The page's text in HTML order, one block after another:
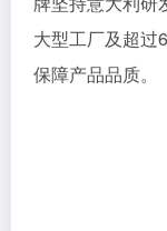
大型工厂及超过
保障产品品质。